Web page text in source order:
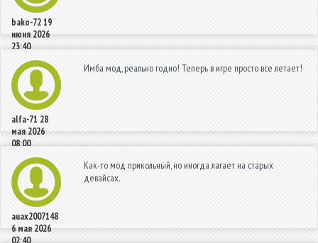
bako-7219
июня 2026
23:40
alfa-71 28
мая 2026
08:00
Имба мод, реально годно! Теперь в игре просто все летает!
auax2007148
6 мая 2026
02:40
Как-то мод прикольный, но иногда лагает на старых
девайсах.